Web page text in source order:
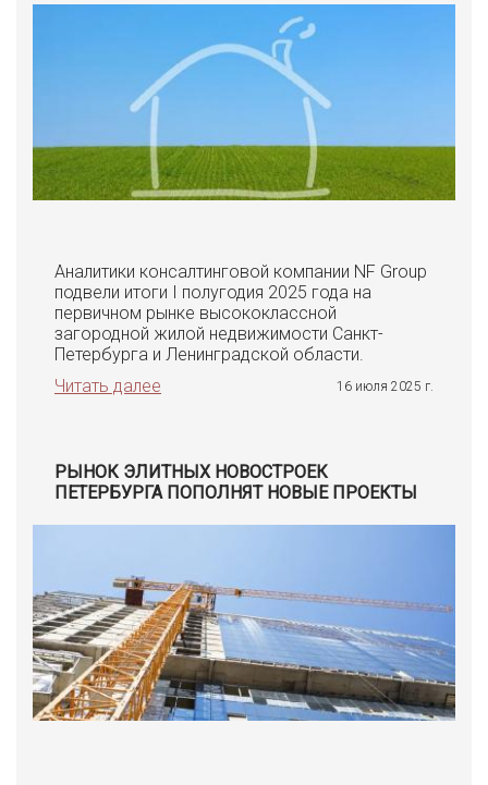
Аналитики консалтинговой компании NF Group
подвели итоги I полугодия 2025 года на
первичном рынке высококлассной
загородной жилой недвижимости Санкт-
Петербурга и Ленинградской области.
Читать далее
16 июля 2025 г.
РЫНОК ЭЛИТНЫХ НОВОСТРОЕК
ПЕТЕРБУРГА ПОПОЛНЯТ НОВЫЕ ПРОЕКТЫ